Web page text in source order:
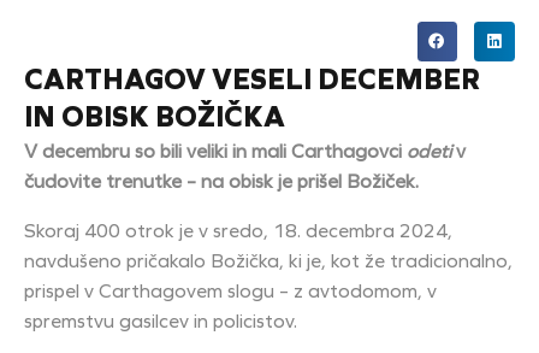
CARTHAGOV VESELI DECEMBER
IN OBISK BOŽIČKA
V decembru so bili veliki in mali Carthagovci odetiv
čudovite trenutke – na obisk je prišel Božiček.
Skoraj 400 otrok je v sredo, 18. decembra 2024,
navdušeno pričakalo Božička, ki je, kot že tradicionalno,
prispel v Carthagovem slogu – z avtodomom, v
spremstvu gasilcev in policistov.